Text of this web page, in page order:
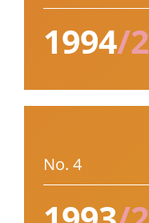
1994/2
No. 4